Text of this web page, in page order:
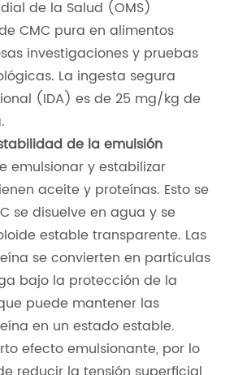
de la Salud (OMS)
CMC pura en alimentos
investigaciones y pruebas
La ingesta segura
(IDA) es de 25 mg/kg de
de la emulsión
emulsionar y estabilizar
aceite y proteínas. Esto se
se disuelve en agua y se
estable transparente. Las
se convierten en partículas
bajo la protección de la
puede mantener las
en un estado estable.
efecto emulsionante, por lo